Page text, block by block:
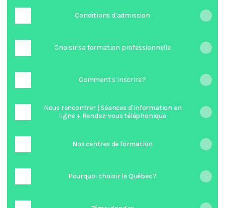
Conditions d'admission
Choisir sa formation professionnelle
Comment s'inscrire ?
Nous rencontrer | Séances d'information en
ligne + Rendez-vous téléphonique
Nos centres de formation
Pourquoi choisir le Québec ?